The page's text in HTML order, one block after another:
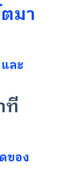
มา
ละ
ที
ของ